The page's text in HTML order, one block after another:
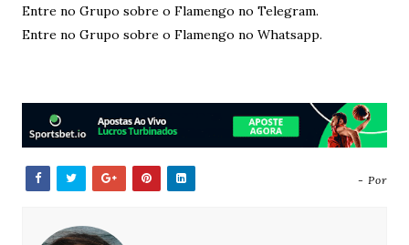
Entre no Grupo sobre o Flamengo no Telegram.
Entre no Grupo sobre o Flamengo no Whatsapp.
- Por